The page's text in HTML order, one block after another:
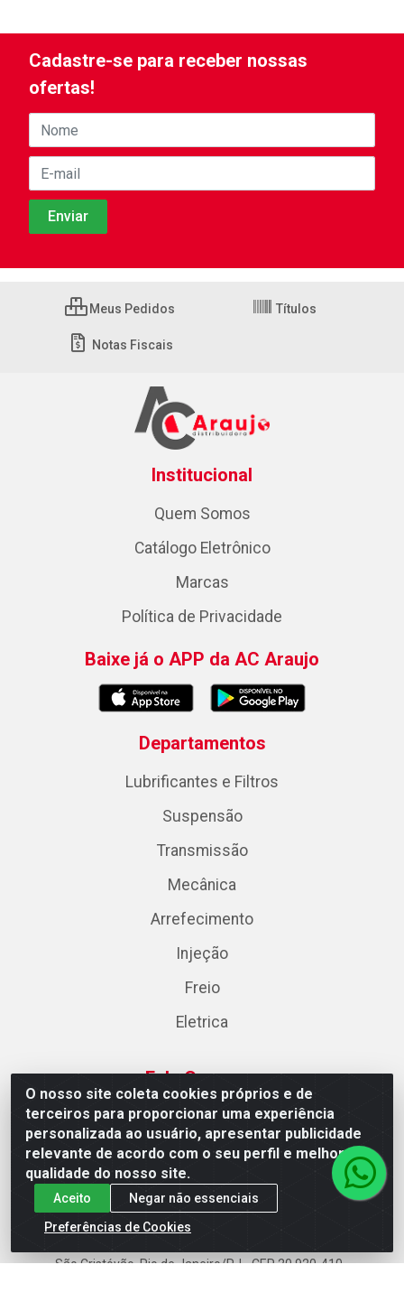
O nosso site coleta cookies próprios e de
terceiros para proporcionar uma experiência
personalizada ao usuário, apresentar publicidade
relevante de acordo com o seu perfil e melhorar a
qualidade do nosso site.
Aceito
Negar não essenciais
Preferências de Cookies
Cadastre-se para receber nossas
ofertas!
Meus Pedidos Títulos
Notas Fiscais
Institucional
Quem Somos
Catálogo Eletrônico
Marcas
Política de Privacidade
Baixe já o APP da AC Araujo
Departamentos
Lubrificantes e Filtros
Suspensão
Transmissão
Mecânica
Arrefecimento
Injeção
Freio
Eletrica
Fale Conosco
RJ: (21) 3483-5200
ES: (27) 2888-0130
ecommerce@acaraujodistribuidora.com.br
São Cristóvão, Rio de Janeiro/RJ - CEP 20.920-410 -